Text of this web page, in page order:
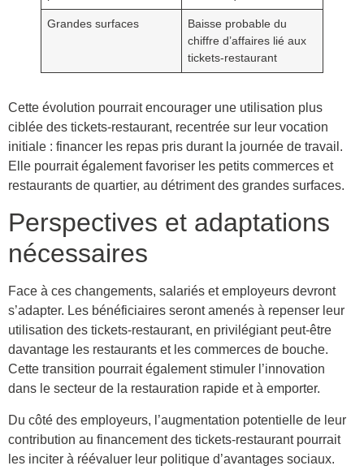
Grandes surfaces
Baisse probable du
chiffre d’affaires lié aux
tickets-restaurant
Cette évolution pourrait encourager une utilisation plus
ciblée des tickets-restaurant, recentrée sur leur vocation
initiale : financer les repas pris durant la journée de travail.
Elle pourrait également favoriser les petits commerces et
restaurants de quartier, au détriment des grandes surfaces.
Perspectives et adaptations
nécessaires
Face à ces changements, salariés et employeurs devront
s’adapter. Les bénéficiaires seront amenés à repenser leur
utilisation des tickets-restaurant, en privilégiant peut-être
davantage les restaurants et les commerces de bouche.
Cette transition pourrait également stimuler l’innovation
dans le secteur de la restauration rapide et à emporter.
Du côté des employeurs, l’augmentation potentielle de leur
contribution au financement des tickets-restaurant pourrait
les inciter à réévaluer leur politique d’avantages sociaux.